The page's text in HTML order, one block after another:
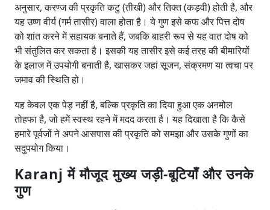
अनुसार, करण्ज की प्रकृति कटु (तीखी) और तिक्त (कड़वी) होती है, और
यह उष्ण वीर्य (गर्म तासीर) वाला होता है। ये गुण इसे कफ और पित्त दोष
को शांत करने में सहायक बनाते हैं, जबकि बाहरी रूप से यह वात दोष को
भी संतुलित कर सकता है। इसकी यह तासीर इसे कई तरह की बीमारियों
के इलाज में उपयोगी बनाती है, खासकर जहां सूजन, संक्रमण या त्वचा पर
जमाव की स्थिति हो।
यह केवल एक पेड़ नहीं है, बल्कि प्रकृति का दिया हुआ एक अनमोल
तोहफा है, जो हमें स्वस्थ रहने में मदद करता है। यह दिखाता है कि कैसे
हमारे पूर्वजों ने अपने आसपास की प्रकृति को समझा और उसके गुणों का
सदुपयोग किया।
Karanj में मौजूद मुख्य जड़ी-बूटियाँ और उनके
गुण